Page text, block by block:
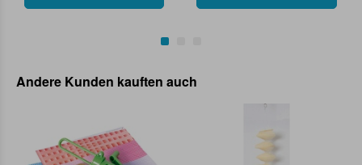
Andere Kunden kauften auch